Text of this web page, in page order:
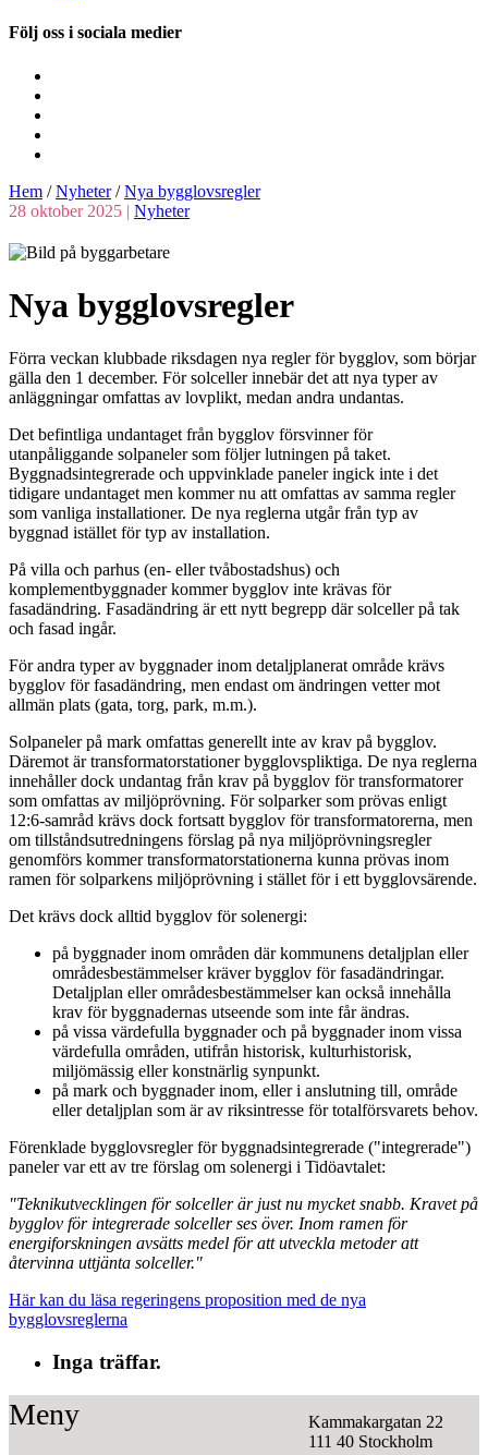
Följ oss i sociala medier
Hem /Nyheter/Nya bygglovs­regler
28 oktober 2025 | Nyheter
Nya bygglovs­regler
Förra veckan klubbade riksdagen nya regler för bygglov, som börjar
gälla den 1 december. För solceller innebär det att nya typer av
anläggningar omfattas av lovplikt, medan andra undantas.
Det befintliga undantaget från bygglov försvinner för
utanpåliggande solpaneler som följer lutningen på taket.
Byggnadsintegrerade och uppvinklade paneler ingick inte i det
tidigare undantaget men kommer nu att omfattas av samma regler
som vanliga installationer. De nya reglerna utgår från typ av
byggnad istället för typ av installation.
På villa och parhus (en- eller tvåbostadshus) och
komplementbyggnader kommer bygglov inte krävas för
fasadändring. Fasadändring är ett nytt begrepp där solceller på tak
och fasad ingår.
För andra typer av byggnader inom detaljplanerat område krävs
bygglov för fasadändring, men endast om ändringen vetter mot
allmän plats (gata, torg, park, m.m.).
Solpaneler på mark omfattas generellt inte av krav på bygglov.
Däremot är transformatorstationer bygglovspliktiga. De nya reglerna
innehåller dock undantag från krav på bygglov för transformatorer
som omfattas av miljöprövning. För solparker som prövas enligt
12:6-samråd krävs dock fortsatt bygglov för transformatorerna, men
om tillståndsutredningens förslag på nya miljöprövningsregler
genomförs kommer transformatorstationerna kunna prövas inom
ramen för solparkens miljöprövning i stället för i ett bygglovsärende.
Det krävs dock alltid bygglov för solenergi:
på byggnader inom områden där kommunens detaljplan eller
områdesbestämmelser kräver bygglov för fasadändringar.
Detaljplan eller områdesbestämmelser kan också innehålla
krav för byggnadernas utseende som inte får ändras.
på vissa värdefulla byggnader och på byggnader inom vissa
värdefulla områden, utifrån historisk, kulturhistorisk,
miljömässig eller konstnärlig synpunkt.
på mark och byggnader inom, eller i anslutning till, område
eller detaljplan som är av riksintresse för totalförsvarets behov.
Förenklade bygglovsregler för byggnadsintegrerade ("integrerade")
paneler var ett av tre förslag om solenergi i Tidöavtalet:
"Teknikutvecklingen för solceller är just nu mycket snabb. Kravet på
bygglov för integrerade solceller ses över. Inom ramen för
energiforskningen avsätts medel för att utveckla metoder att
återvinna uttjänta solceller."
Här kan du läsa regeringens proposition med de nya
bygglovsreglerna
Inga träffar.
Meny
Kammakargatan 22
111 40 Stockholm